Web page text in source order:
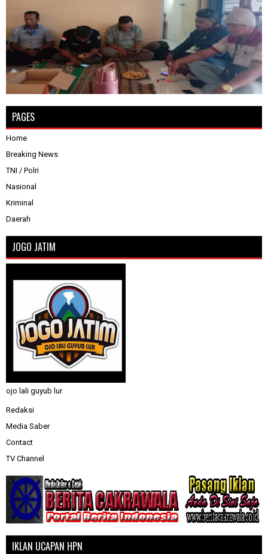
PAGES
Home
Breaking News
TNI / Polri
Nasional
Kriminal
Daerah
JOGO JATIM
ojo lali guyub lur
Redaksi
Media Saber
Contact
TV Channel
IKLAN UCAPAN HPN